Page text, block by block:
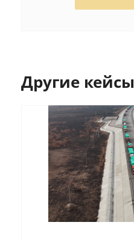
Другие кейсы